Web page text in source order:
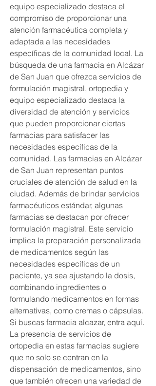
equipo especializado destaca el
compromiso de proporcionar una
atención farmacéutica completa y
adaptada a las necesidades
específicas de la comunidad local. La
búsqueda de una farmacia en Alcázar
de San Juan que ofrezca servicios de
formulación magistral, ortopedia y
equipo especializado destaca la
diversidad de atención y servicios
que pueden proporcionar ciertas
farmacias para satisfacer las
necesidades específicas de la
comunidad. Las farmacias en Alcázar
de San Juan representan puntos
cruciales de atención de salud en la
ciudad. Además de brindar servicios
farmacéuticos estándar, algunas
farmacias se destacan por ofrecer
formulación magistral. Este servicio
implica la preparación personalizada
de medicamentos según las
necesidades específicas de un
paciente, ya sea ajustando la dosis,
combinando ingredientes o
formulando medicamentos en formas
alternativas, como cremas o cápsulas.
Si buscas farmacia alcazar, entra aquí.
La presencia de servicios de
ortopedia en estas farmacias sugiere
que no solo se centran en la
dispensación de medicamentos, sino
que también ofrecen una variedad de